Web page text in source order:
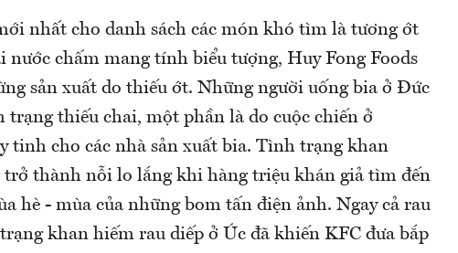
nhất cho danh sách các món khó tìm là tương ớt
nước chấm mang tính biểu tượng, Huy Fong Foods
sản xuất do thiếu ớt. Những người uống bia ở Đức
thiếu chai, một phần là do cuộc chiến ở
tinh cho các nhà sản xuất bia. Tình trạng khan
trở thành nỗi lo lắng khi hàng triệu khán giả tìm đến
hè - mùa của những bom tấn điện ảnh. Ngay cả rau
khan hiếm rau diếp ở Úc đã khiến KFC đưa bắp